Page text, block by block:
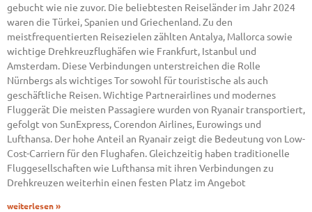
gebucht wie nie zuvor. Die beliebtesten Reiseländer im Jahr 2024
waren die Türkei, Spanien und Griechenland. Zu den
meistfrequentierten Reisezielen zählten Antalya, Mallorca sowie
wichtige Drehkreuzflughäfen wie Frankfurt, Istanbul und
Amsterdam. Diese Verbindungen unterstreichen die Rolle
Nürnbergs als wichtiges Tor sowohl für touristische als auch
geschäftliche Reisen. Wichtige Partnerairlines und modernes
Fluggerät Die meisten Passagiere wurden von Ryanair transportiert,
gefolgt von SunExpress, Corendon Airlines, Eurowings und
Lufthansa. Der hohe Anteil an Ryanair zeigt die Bedeutung von Low-
Cost-Carriern für den Flughafen. Gleichzeitig haben traditionelle
Fluggesellschaften wie Lufthansa mit ihren Verbindungen zu
Drehkreuzen weiterhin einen festen Platz im Angebot
weiterlesen »